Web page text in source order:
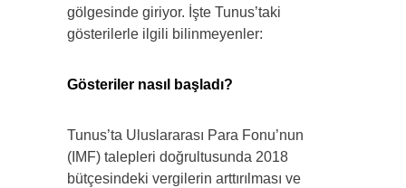
gölgesinde giriyor. İşte Tunus’taki
gösterilerle ilgili bilinmeyenler:
Gösteriler nasıl başladı?
Tunus’ta Uluslararası Para Fonu’nun
(IMF) talepleri doğrultusunda 2018
bütçesindeki vergilerin arttırılması ve